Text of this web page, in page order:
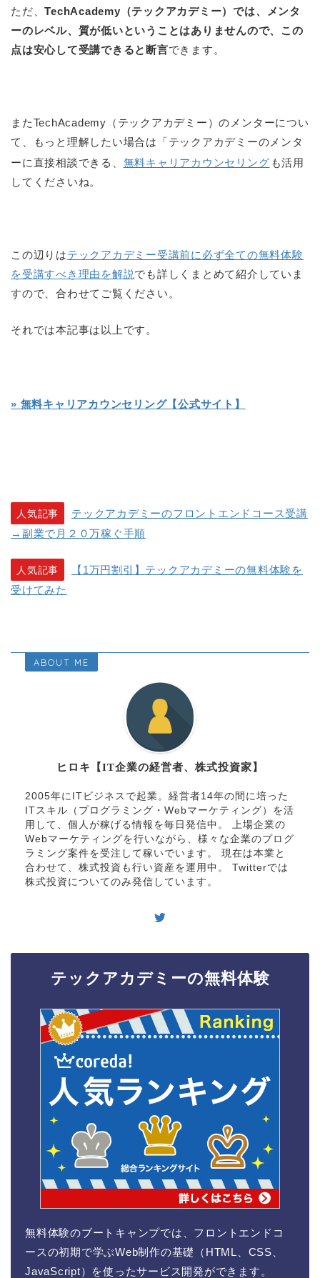
ただ、TechAcademy（テックアカデミー）では、メンタ
ーのレベル、質が低いということはありませんので、この
点は安心して受講できると断言できます。
またTechAcademy（テックアカデミー）のメンターについ
て、もっと理解したい場合は「テックアカデミーのメンタ
ーに直接相談できる、 無料キャリアカウンセリング も活用
してくださいね。
この辺りはテックアカデミー受講前に必ず全ての無料体験
を受講すべき理由を解説でも詳しくまとめて紹介していま
すので、合わせてご覧ください。
それでは本記事は以上です。
» 無料キャリアカウンセリング【公式サイト】
人気記事
テックアカデミーのフロントエンドコース受講
→副業で月２０万稼ぐ手順
人気記事
【1万円割引】テックアカデミーの無料体験を
受けてみた
ABOUT ME
ヒロキ【IT企業の経営者、株式投資家】
2005年にITビジネスで起業。経営者14年の間に培った
ITスキル（プログラミング・Webマーケティング）を活
用して、個人が稼げる情報を毎日発信中。 上場企業の
Webマーケティングを行いながら、様々な企業のプログ
ラミング案件を受注して稼いでいます。 現在は本業と
合わせて、株式投資も行い資産を運用中。 Twitterでは
株式投資についてのみ発信しています。
テックアカデミーの無料体験
無料体験のブートキャンプでは、フロントエンドコ
ースの初期で学ぶWeb制作の基礎（HTML、CSS、
JavaScript）を使ったサービス開発ができます。